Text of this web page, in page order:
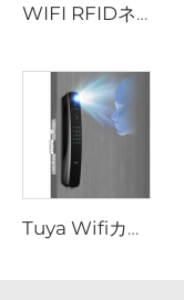
WIFI RFIDネットワークカードキーA2付きスマート指紋ドアロック
Tuya Wifiカメラ付き自動ID顔認証指紋スマートロック Tenon A9 Pro